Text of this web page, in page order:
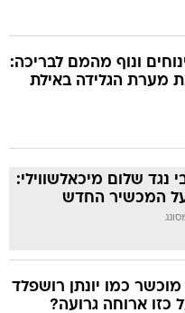
ונוף מהמם לבריכה:
מערת הגלידה באילת
נגד שלום מיכאלשווילי:
המכשיר החדש
כמו יונתן רושפלד
כזו ארוחה גרועה?